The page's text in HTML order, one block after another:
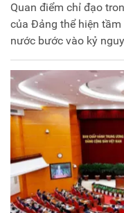
Quan điểm chỉ đạo
của Đảng thể hiện
nước bước vào kỷ